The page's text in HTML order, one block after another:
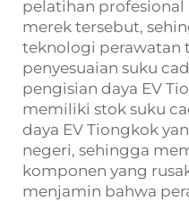
pelatihan
merek tersebut,
teknologi perawatan
penyesuaian suku
pengisian daya EV
memiliki stok suku
daya EV Tiongkok
negeri, sehingga
komponen yang
menjamin bahwa